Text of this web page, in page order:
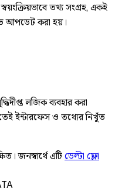
তথ্য সংগ্রহ, একই
আপডেট করা হয়।
লজিক ব্যবহার করা
ইন্টারফেস ও তথ্যের নিখুঁত
জনস্বার্থে এটিডেল্টা ফ্লো